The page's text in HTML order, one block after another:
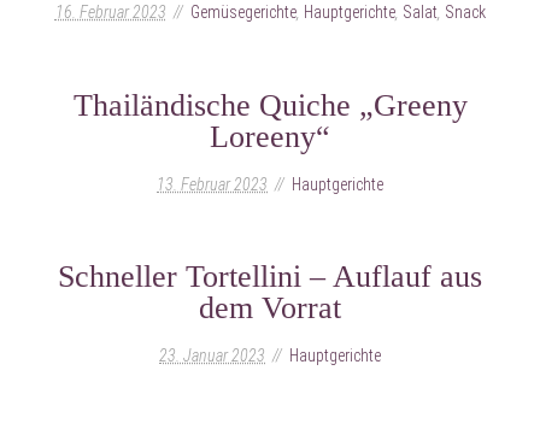
16. Februar 2023 Gemüsegerichte, Hauptgerichte, Salat Snack
Thailändische Quiche „Greeny
Loreeny“
13. Februar 2023 Hauptgerichte
Schneller Tortellini – Auflauf aus
dem Vorrat
23. Januar 2023 Hauptgerichte